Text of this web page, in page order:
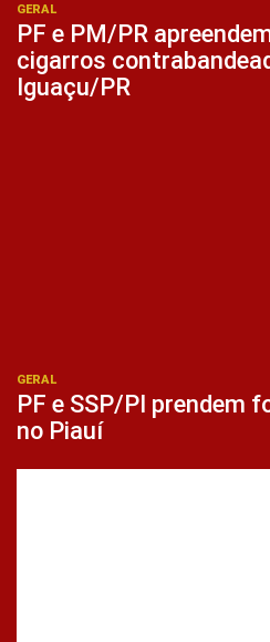
GERAL
PF e PM/PR
cigarros
Iguaçu/PR
GERAL
PF e SSP/PI prendem
no Piauí